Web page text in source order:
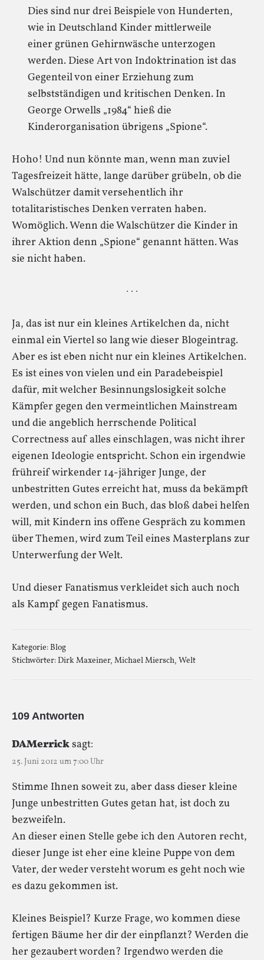
Dies sind nur drei Beispiele von Hunderten,
wie in Deutschland Kinder mittlerweile
einer grünen Gehirnwäsche unterzogen
werden. Diese Art von Indoktrination ist das
Gegenteil von einer Erziehung zum
selbstständigen und kritischen Denken. In
George Orwells „1984“ hieß die
Kinderorganisation übrigens „Spione“.
Hoho! Und nun könnte man, wenn man zuviel
Tagesfreizeit hätte, lange darüber grübeln, ob die
Walschützer damit versehentlich ihr
totalitaristisches Denken verraten haben.
Womöglich. Wenn die Walschützer die Kinder in
ihrer Aktion denn „Spione“ genannt hätten. Was
sie nicht haben.
· · ·
Ja, das ist nur ein kleines Artikelchen da, nicht
einmal ein Viertel so lang wie dieser Blogeintrag.
Aber es ist eben nicht nur ein kleines Artikelchen.
Es ist eines von vielen und ein Paradebeispiel
dafür, mit welcher Besinnungslosigkeit solche
Kämpfer gegen den vermeintlichen Mainstream
und die angeblich herrschende Political
Correctness auf alles einschlagen, was nicht ihrer
eigenen Ideologie entspricht. Schon ein irgendwie
frühreif wirkender 14-jähriger Junge, der
unbestritten Gutes erreicht hat, muss da bekämpft
werden, und schon ein Buch, das bloß dabei helfen
will, mit Kindern ins offene Gespräch zu kommen
über Themen, wird zum Teil eines Masterplans zur
Unterwerfung der Welt.
Und dieser Fanatismus verkleidet sich auch noch
als Kampf gegen Fanatismus.
Kategorie:Blog
Stichwörter:Dirk Maxeiner, Michael Miersch, Welt
109 Antworten
DAMerricksagt:
25. Juni 2012 um 7:00 Uhr
Stimme Ihnen soweit zu, aber dass dieser kleine
Junge unbestritten Gutes getan hat, ist doch zu
bezweifeln.
An dieser einen Stelle gebe ich den Autoren recht,
dieser Junge ist eher eine kleine Puppe von dem
Vater, der weder versteht worum es geht noch wie
es dazu gekommen ist.
Kleines Beispiel? Kurze Frage, wo kommen diese
fertigen Bäume her dir der einpflanzt? Werden die
her gezaubert worden? Irgendwo werden die